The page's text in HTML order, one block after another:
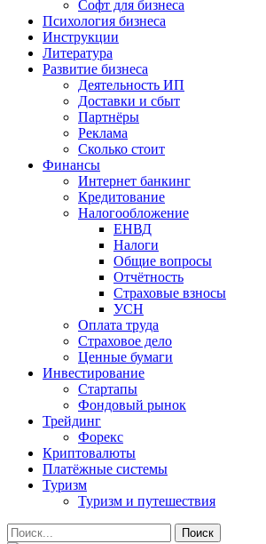
Софт для бизнеса
Психология бизнеса
Инструкции
Литература
Развитие бизнеса
Деятельность ИП
Доставки и сбыт
Партнёры
Реклама
Сколько стоит
Финансы
Интернет банкинг
Кредитование
Налогообложение
ЕНВД
Налоги
Общие вопросы
Отчётность
Страховые взносы
УСН
Оплата труда
Страховое дело
Ценные бумаги
Инвестирование
Стартапы
Фондовый рынок
Трейдинг
Форекс
Криптовалюты
Платёжные системы
Туризм
Туризм и путешествия